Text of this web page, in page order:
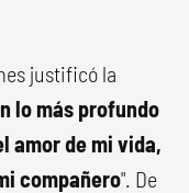
justificó la
lo más profundo
amor de mi vida,
compañero". De